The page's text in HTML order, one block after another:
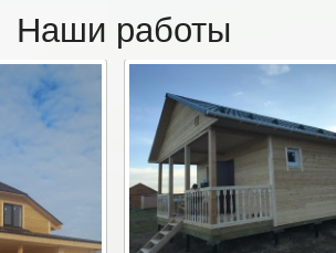
Наши работы